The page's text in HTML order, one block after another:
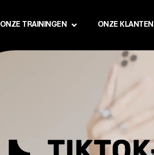
ONZE TRAININGEN ONZE KLANTEN